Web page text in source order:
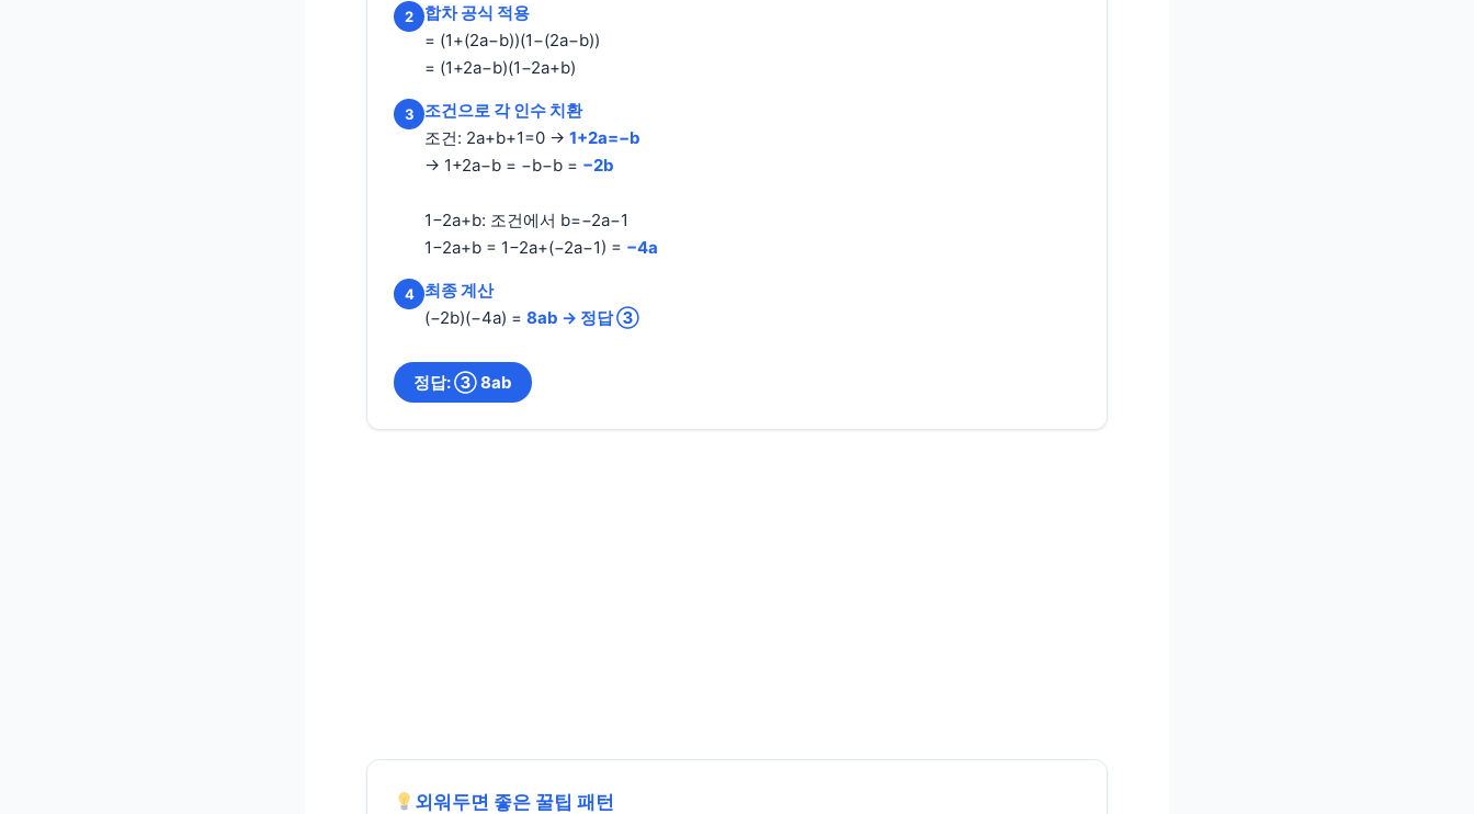
2
합차 공식 적용
= (1+(2a−b))(1−(2a−b))
= (1+2a−b)(1−2a+b)
3
조건으로 각 인수 치환
조건: 2a+b+1=0 → 1+2a=−b
→ 1+2a−b = −b−b = −2b
1−2a+b: 조건에서 b=−2a−1
1−2a+b = 1−2a+(−2a−1) = −4a
4
최종 계산
(−2b)(−4a) = 8ab → 정답 ③
정답: ③ 8ab
외워두면 좋은 꿀팁 패턴